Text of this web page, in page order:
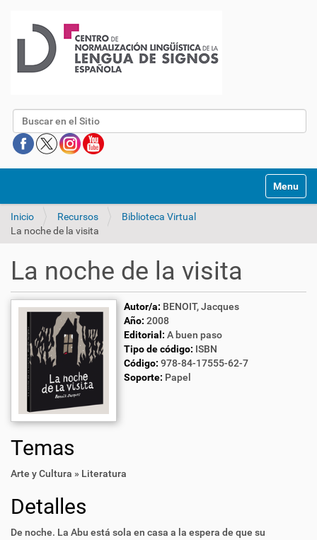
Buscar
Mostrar/
Inicio Recursos
Biblioteca Virtual
La noche de la visita
La noche de la visita
Autor/a: BENOIT, Jacques
Año: 2008
Editorial: A buen paso
Tipo de código: ISBN
Código: 978-84-17555-62-7
Soporte: Papel
Temas
Arte y Cultura » Literatura
Detalles
De noche. La Abu está sola en casa a la espera de que su